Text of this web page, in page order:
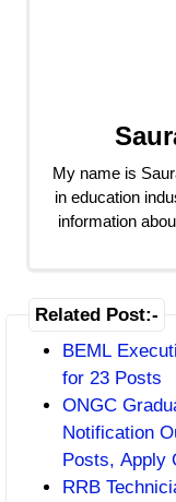
My name is
in education
information
Related Post:-
BEML
for 23 Posts
ONGC
Notification
Posts, Apply
RRB